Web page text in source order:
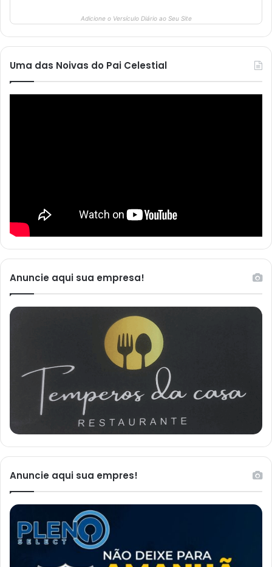
Adicione o Versículo Diário ao Seu Site
Uma das Noivas do Pai Celestial
Anuncie aqui sua empresa!
Anuncie aqui sua empres!